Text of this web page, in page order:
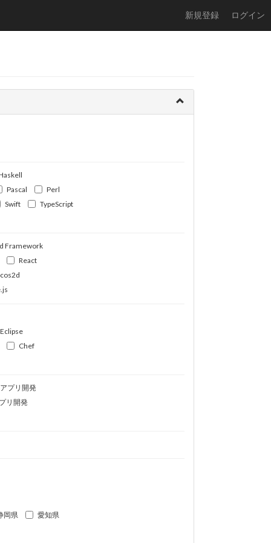
新規登録 ログイン
Pascal
Perl
Swift
TypeScript
Framework
React
Eclipse
Chef
プリ開発
リ開発
岡県
愛知県